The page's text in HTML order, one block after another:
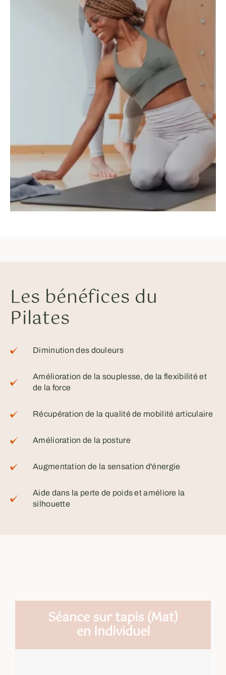
Les bénéfices du
Pilates
Diminution des douleurs
Amélioration de la souplesse, de la flexibilité et
de la force
Récupération de la qualité de mobilité articulaire
Amélioration de la posture
Augmentation de la sensation d'énergie
Aide dans la perte de poids et améliore la
silhouette
Séance sur tapis (Mat)
en Individuel